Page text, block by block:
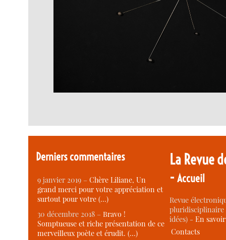
Derniers commentaires
9 janvier 2019 –Chère Liliane, Un
grand merci pour votre appréciation et
surtout pour votre (…)
30 décembre 2018 –Bravo !
Somptueuse et riche présentation de ce
merveilleux poète et érudit. (…)
La Revue
-Accueil
Revue
idées) -En
Contacts